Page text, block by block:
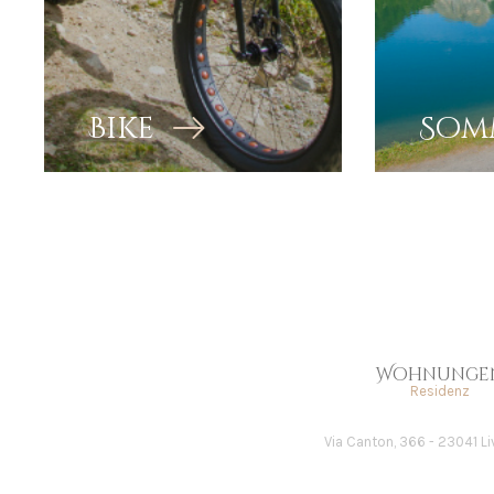
Bike
Residenz
Via Canton, 366 - 23041